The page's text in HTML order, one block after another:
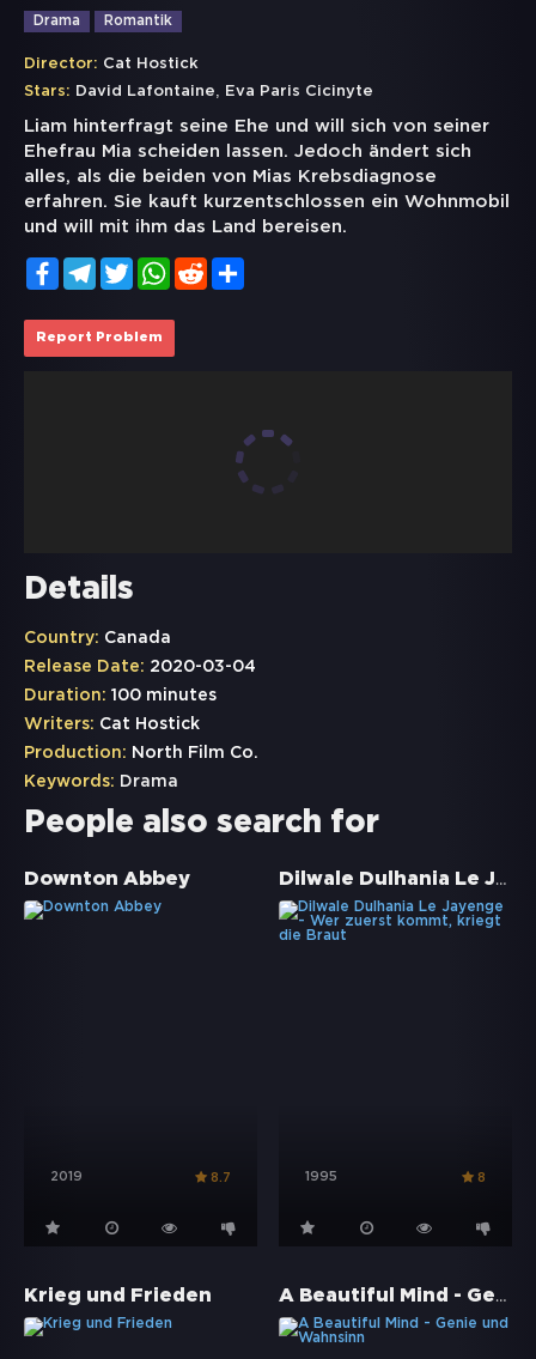
Drama Romantik
Director: Cat Hostick
Stars: David Lafontaine, Eva Paris Cicinyte
Liam hinterfragt seine Ehe und will sich von seiner
Ehefrau Mia scheiden lassen. Jedoch ändert sich
alles, als die beiden von Mias Krebsdiagnose
erfahren. Sie kauft kurzentschlossen ein Wohnmobil
und will mit ihm das Land bereisen.
FacebookTelegramTwitterWhatsApp
Reddit
Report Problem
Details
Country: Canada
Release Date: 2020-03-04
Duration: 100 minutes
Writers: Cat Hostick
Production: North Film Co.
Keywords: Drama
People also search for
Downton Abbey
2019 8.7
Dilwale Dulhania Le Jayenge - Wer zuerst kommt, kriegt die Braut
1995 8
Krieg und Frieden A Beautiful Mind - Genie und Wahnsinn